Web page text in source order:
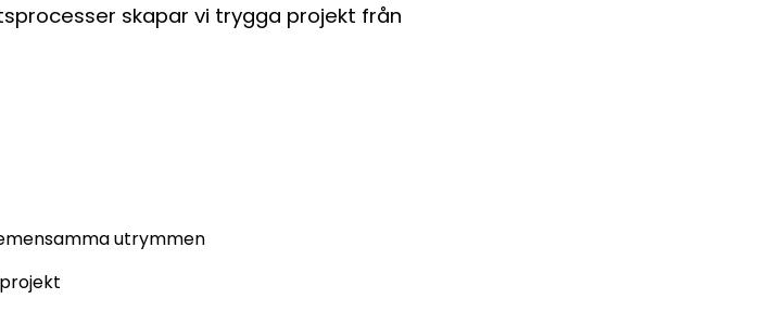
skapar vi trygga projekt från
utrymmen